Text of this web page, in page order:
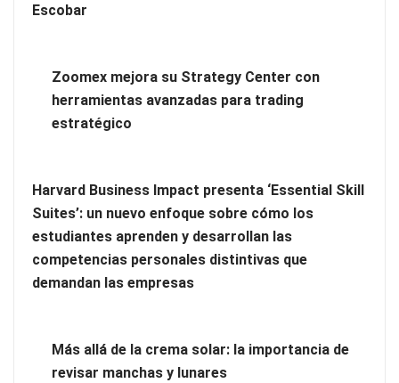
Zoomex mejora su Strategy Center con herramientas
avanzadas para trading estratégico
Harvard Business Impact presenta ‘Essential Skill Suites’: un
nuevo enfoque sobre cómo los estudiantes aprenden y
Escobar
Zoomex mejora su Strategy Center con
herramientas avanzadas para trading
estratégico
Harvard Business Impact presenta ‘Essential Skill
Suites’: un nuevo enfoque sobre cómo los
estudiantes aprenden y desarrollan las
competencias personales distintivas que
demandan las empresas
Más allá de la crema solar: la importancia de
revisar manchas y lunares